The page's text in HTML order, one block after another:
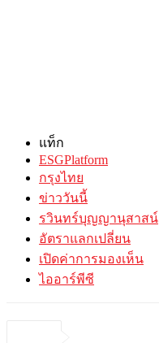
แท็ก
ESGPlatform
กรุงไทย
ข่าววันนี้
รวินทร์บุญญานุสาสน์
อัตราแลกเปลี่ยน
เปิดค่าการมองเห็น
ไออาร์พีซี